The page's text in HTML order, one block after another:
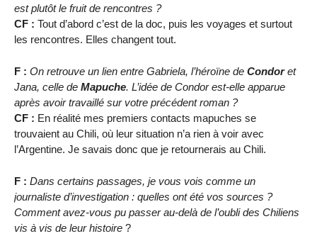
est plutôt le fruit de rencontres ?
CF : Tout d’abord c’est de la doc, puis les voyages et surtout
les rencontres. Elles changent tout.
F : On retrouve un lien entre Gabriela, l’héroïne de Condoret
Jana, celle de Mapuche. L’idée de Condor est-elle apparue
après avoir travaillé sur votre précédent roman ?
CF : En réalité mes premiers contacts mapuches se
trouvaient au Chili, où leur situation n’a rien à voir avec
l’Argentine. Je savais donc que je retournerais au Chili.
F : Dans certains passages, je vous vois comme un
journaliste d’investigation : quelles ont été vos sources ?
Comment avez-vous pu passer au-delà de l’oubli des Chiliens
vis à vis de leur histoire ?